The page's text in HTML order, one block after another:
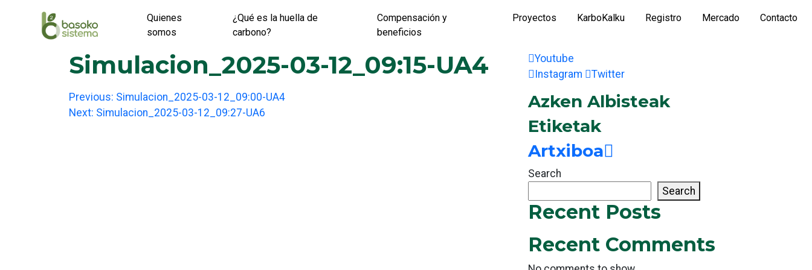
Quienes
somos
¿Qué es la huella de
carbono?
Compensación y
beneficios
Proyectos KarboKalku Registro Mercado Contacto
Simulacion_2025-03-12_09:15-UA4
Post
navigation
Previous: Simulacion_2025-03-12_09:00-UA4
Next: Simulacion_2025-03-12_09:27-UA6
Youtube
Instagram
Twitter
Azken Albisteak
Etiketak
Artxiboa
Search
Search
Recent Posts
Recent Comments